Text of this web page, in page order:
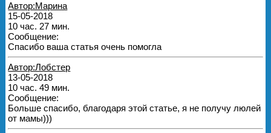
Автор:Марина
15-05-2018
10 час. 27 мин.
Сообщение:
Спасибо ваша статья очень помогла
Автор:Лобстер
13-05-2018
10 час. 49 мин.
Сообщение:
Больше спасибо, благодаря этой статье, я не получу люлей
от мамы)))